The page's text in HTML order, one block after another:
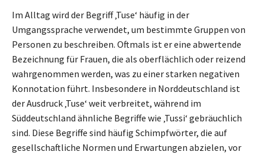
Im Alltag wird der Begriff ‚Tuse‘ häufig in der
Umgangssprache verwendet, um bestimmte Gruppen von
Personen zu beschreiben. Oftmals ist er eine abwertende
Bezeichnung für Frauen, die als oberflächlich oder reizend
wahrgenommen werden, was zu einer starken negativen
Konnotation führt. Insbesondere in Norddeutschland ist
der Ausdruck ‚Tuse‘ weit verbreitet, während im
Süddeutschland ähnliche Begriffe wie ‚Tussi‘ gebräuchlich
sind. Diese Begriffe sind häufig Schimpfwörter, die auf
gesellschaftliche Normen und Erwartungen abzielen, vor